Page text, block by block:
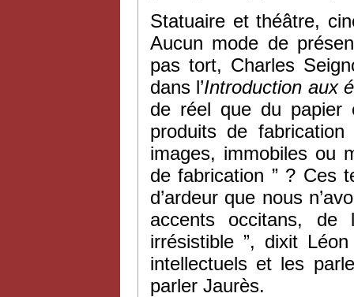
Statuaire et théâtre,
Aucun mode de
pas tort, Charles
dans l’Introduction aux
de réel que du papier
produits de
images, immobiles ou
de fabrication ” ? Ces
d’ardeur que nous
accents occitans,
irrésistible ”, dixit
intellectuels et les
parler Jaurès.